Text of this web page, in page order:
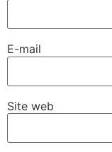
E-mail
Site web